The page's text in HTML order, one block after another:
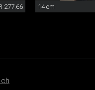
277.66 14 cm